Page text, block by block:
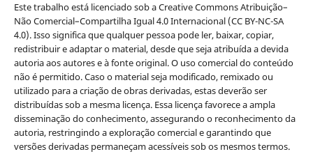
Este trabalho está licenciado sob a Creative Commons Atribuição–
Não Comercial–Compartilha Igual 4.0 Internacional (CC BY-NC-SA
4.0). Isso significa que qualquer pessoa pode ler, baixar, copiar,
redistribuir e adaptar o material, desde que seja atribuída a devida
autoria aos autores e à fonte original. O uso comercial do conteúdo
não é permitido. Caso o material seja modificado, remixado ou
utilizado para a criação de obras derivadas, estas deverão ser
distribuídas sob a mesma licença. Essa licença favorece a ampla
disseminação do conhecimento, assegurando o reconhecimento da
autoria, restringindo a exploração comercial e garantindo que
versões derivadas permaneçam acessíveis sob os mesmos termos.